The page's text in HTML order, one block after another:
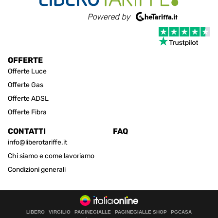
OFFERTE
Offerte Luce
Offerte Gas
Offerte ADSL
Offerte Fibra
CONTATTI
info@liberotariffe.it
Chi siamo e come lavoriamo
Condizioni generali
FAQ
LIBERO VIRGILIO PAGINEGIALLE PAGINEGIALLE SHOP PGCASA